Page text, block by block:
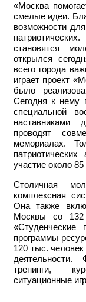
«Москва
смелые идеи.
возможности
становятся
открылся
всего города
играет проект
было
Сегодня к нему
специальной
наставниками
проводят
мемориалах.
участие около
Столичная
комплексная
Она также
Москвы со 132
программы
120 тыс.
тренинги,
ситуационные